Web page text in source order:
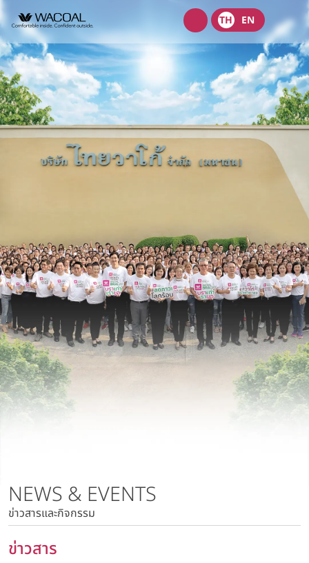
Wacoal
shop
TH EN
เกี่ยวกับเรา
วิสัยทัศน์ พันธกิจ และค่านิยม
ประวัติความเป็นมา
ลักษณะการประกอบธุรกิจ
โครงสร้างองค์กร
คณะกรรมการ
ผลิตภัณฑ์
ชุดชั้นในสตรี
ชุดเด็ก
ชุดชั้นนอกสตรี
นักลงทุนสัมพันธ์
หน้าแรกนักลงทุนสัมพันธ์
ข้อมูลองค์กร
ข้อมูลสำหรับผู้ถือหุ้น
ข่าวสารเพื่อนักลงทุน
ข้อมูลนำเสนอ
สอบถามข้อมูลนักลงทุน
การกำกับดูแลกิจการ
รายงานคณะกรรมการธรรมาภิบาลและการพัฒนาเพื่อความยั่งยืน
นโยบายการแจ้งเบาะแสหรือข้อร้องเรียน
นโยบายการกำกับดูแลบริษัทย่อยและบริษัทร่วม
นโยบายการสรรหากรรมการบริษัทและผู้บริหารระดับสูง
นโยบายการบริหารความเสี่ยง
นโยบายด้านภาษี
นโยบายด้านสิทธิมนุษยชน
นโยบายความเป็นส่วนตัว
นโยบายความมั่นคงปลอดภัยของข้อมูลและระบบคอมพิวเตอร์
นโยบายการสื่อสารการตลาด
นโยบายด้านสิทธิมนุษยชน
นโยบายความเป็นส่วนตัว
นโยบายความมั่นคงปลอดภัยของข้อมูลและระบบ
คอมพิวเตอร์
นโยบายด้านสังคม
นโยบายด้านสิ่งแวดล้อม
การขับเคลื่อนธุรกิจเพื่อความยั่งยืน
การบริหารจัดการห่วงโซ่คุณค่าของธุรกิจ
ติดต่อ
บริษัท ไทยวาโก้ จำกัด (มหาชน)
บริษัท วาโก้ศรีราชา จำกัด
บริษัท วาโก้ลำพูน จำกัด
บริษัท วาโก้กบินทร์บุรี จำกัด
บริษัท ภัทยากบินทร์บุรี จำกัด
บริษัท โทรา 1010 จำกัด
บริษัท วาโก้แม่สอด จำกัด
NEWS & EVENTS
ข่าวสารและกิจกรรม
ข่าวสาร